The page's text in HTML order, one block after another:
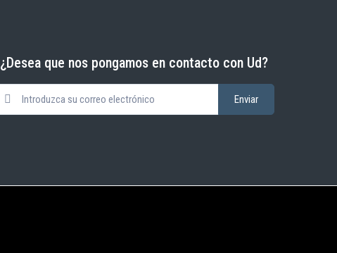
¿Desea que nos pongamos en contacto con Ud?